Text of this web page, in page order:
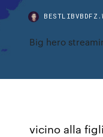
Big hero
vicino alla